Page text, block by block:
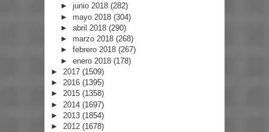
► junio 2018 (282)
► mayo 2018 (304)
► abril 2018 (290)
► marzo 2018 (268)
► febrero 2018 (267)
► enero 2018 (178)
► 2017 (1509)
► 2016 (1395)
► 2015 (1358)
► 2014 (1697)
► 2013 (1854)
► 2012 (1678)